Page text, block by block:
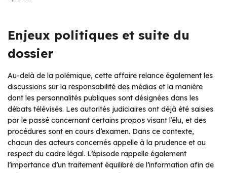
Enjeux politiques et suite du
dossier
Au-delà de la polémique, cette affaire relance également les
discussions sur la responsabilité des médias et la manière
dont les personnalités publiques sont désignées dans les
débats télévisés. Les autorités judiciaires ont déjà été saisies
par le passé concernant certains propos visant l’élu, et des
procédures sont en cours d’examen. Dans ce contexte,
chacun des acteurs concernés appelle à la prudence et au
respect du cadre légal. L’épisode rappelle également
l’importance d’un traitement équilibré de l’information afin de